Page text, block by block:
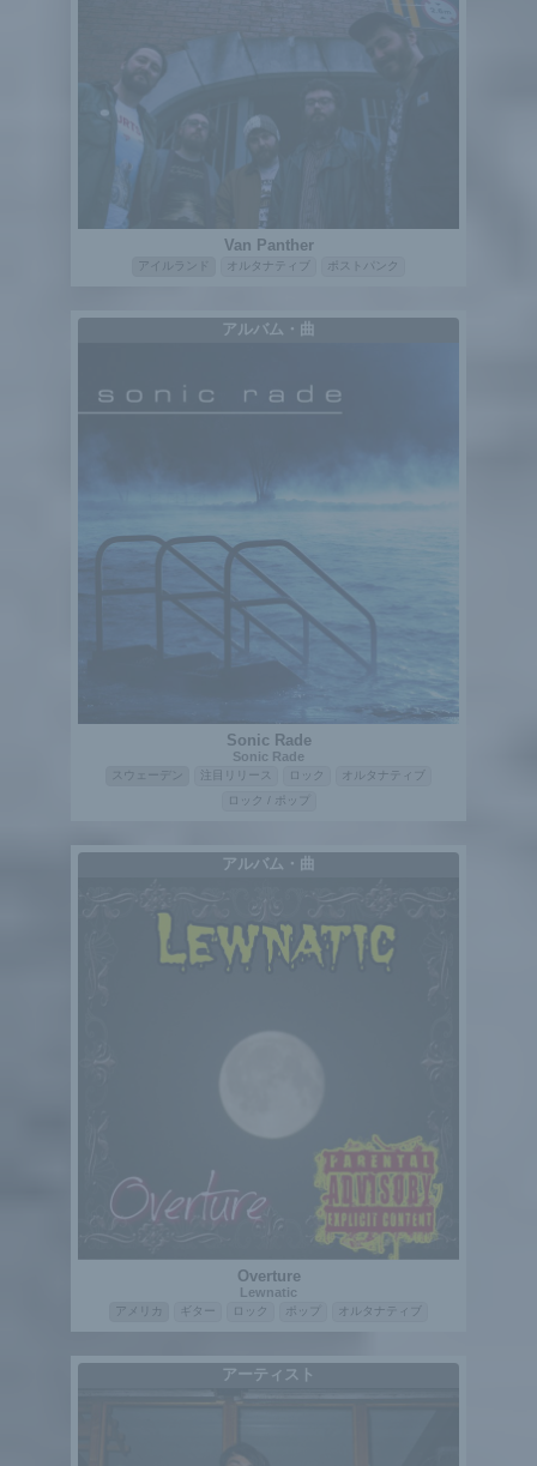
Van Panther
アイルランド オルタナティブ ポストパンク
アルバム・曲
Sonic Rade
Sonic Rade
スウェーデン 注目リリース ロック
オルタナティブ
ロック / ポップ
アルバム・曲
Overture
Lewnatic
アメリカ ギター ロック ポップ オルタナティブ
アーティスト